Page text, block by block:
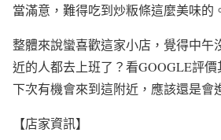
當滿意，難得吃到炒粄條這麼美味的
整體來說蠻喜歡這家小店，覺得中午
近的人都去上班了？看GOOGLE評價
下次有機會來到這附近，應該還是會
【店家資訊】